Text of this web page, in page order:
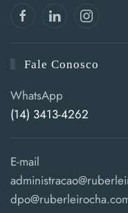
Fale Conosco
WhatsApp
(14) 3413-4262
E-mail